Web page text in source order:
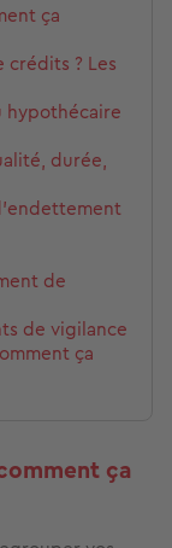
ça
crédits ? Les
hypothécaire
durée,
de
de vigilance
ça
ça